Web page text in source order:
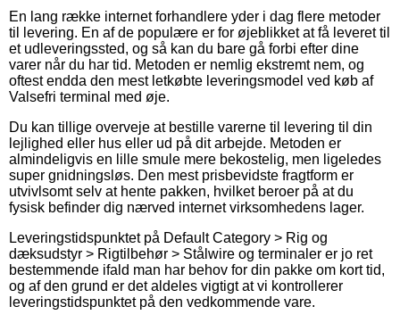
En lang række internet forhandlere yder i dag flere metoder
til levering. En af de populære er for øjeblikket at få leveret til
et udleveringssted, og så kan du bare gå forbi efter dine
varer når du har tid. Metoden er nemlig ekstremt nem, og
oftest endda den mest letkøbte leveringsmodel ved køb af
Valsefri terminal med øje.
Du kan tillige overveje at bestille varerne til levering til din
lejlighed eller hus eller ud på dit arbejde. Metoden er
almindeligvis en lille smule mere bekostelig, men ligeledes
super gnidningsløs. Den mest prisbevidste fragtform er
utvivlsomt selv at hente pakken, hvilket beroer på at du
fysisk befinder dig nærved internet virksomhedens lager.
Leveringstidspunktet på Default Category > Rig og
dæksudstyr > Rigtilbehør > Stålwire og terminaler er jo ret
bestemmende ifald man har behov for din pakke om kort tid,
og af den grund er det aldeles vigtigt at vi kontrollerer
leveringstidspunktet på den vedkommende vare.